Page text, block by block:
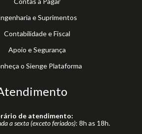
e Suprimentos
Contabilidade e Fiscal
Apoio e Segurança
o Sienge Plataforma
de atendimento:
a sexta (exceto feriados): 8h as 18h.